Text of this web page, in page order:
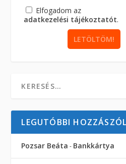
Elfogadom az
adatkezelési tájékoztatót.
LEGUTÓBBI
Pozsar Beáta - Bankkártya